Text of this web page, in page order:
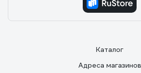
Каталог
Адреса магазинов